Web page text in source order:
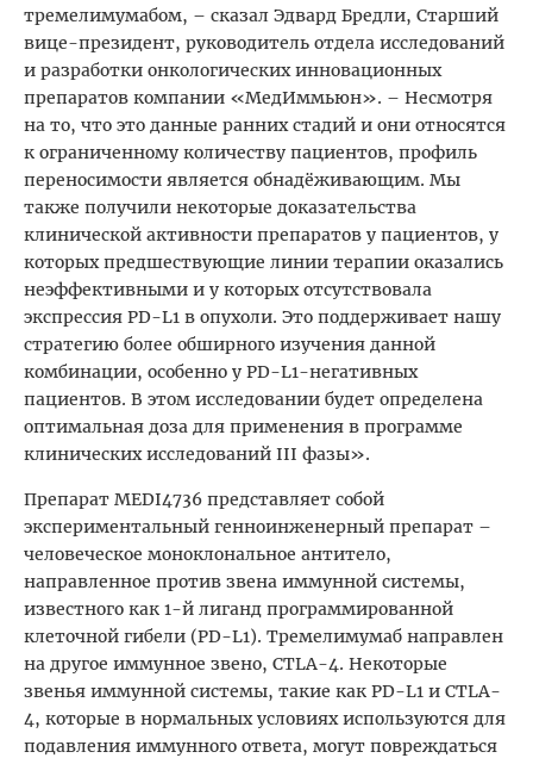
тремелимумабом, – сказал Эдвард Бредли, Старший
вице-президент, руководитель отдела исследований
и разработки онкологических инновационных
препаратов компании «МедИммьюн». – Несмотря
на то, что это данные ранних стадий и они относятся
к ограниченному количеству пациентов, профиль
переносимости является обнадёживающим. Мы
также получили некоторые доказательства
клинической активности препаратов у пациентов, у
которых предшествующие линии терапии оказались
неэффективными и у которых отсутствовала
экспрессия PD-L1 в опухоли. Это поддерживает нашу
стратегию более обширного изучения данной
комбинации, особенно у PD-L1-негативных
пациентов. В этом исследовании будет определена
оптимальная доза для применения в программе
клинических исследований III фазы».
Препарат MEDI4736 представляет собой
экспериментальный генноинженерный препарат –
человеческое моноклональное антитело,
направленное против звена иммунной системы,
известного как 1-й лиганд программированной
клеточной гибели (PD-L1). Тремелимумаб направлен
на другое иммунное звено, CTLA-4. Некоторые
звенья иммунной системы, такие как PD-L1 и CTLA-
4, которые в нормальных условиях используются для
подавления иммунного ответа, могут повреждаться